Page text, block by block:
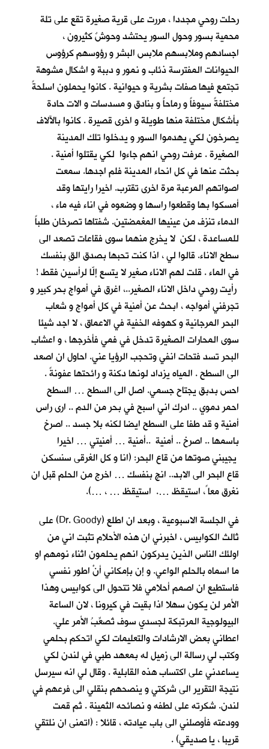
رحلت روحي مجددا ، مررت على قرية صغيرة تقع على تلة
محمية بسور وحول السور يحتشد وحوشٌ كثيرون ،
اجسادهم وملابسهم ملابس البشر و رؤوسهم كرؤوس
الحيوانات المفترسة ذئاب و نمور و دببة و اشكال مشوهة
تجتمع فيها صفات بشرية و حيوانية . كانوا يحملون اسلحةً
مختلفةً سيوفاً و رماحاً و بنادق و مسدسات و الات حادة
بأشكال مختلفة منها طويلة و اخرى قصيرة . كانوا بالآلاف
يصرخون لكي يهدموا السور و يدخلوا تلك المدينة
الصغيرة . عرفت روحي انهم جاءوا لكي يقتلوا أمنية .
بحثت عنها في كل انحاء المدينة فلم اجدها. سمعت
اصواتهم المرعبة مرة اخرى تقترب. اخيرا رايتها وقد
أمسكوا بها وقطعوا راسها و وضعوه في اناء فيه ماء ،
الدماء تنزف من عينيها المغمضتين. شفتاها تصرخان طلباً
للمساعدة ، لكن لا يخرج منهما سوى فقاعات تصعد الى
سطح الاناء. قالوا لي ، اذا كنت تحبها بصدق القِ بنفسك
في الماء . قلت لهم الاناء صغير لا يتسع إلّا لرأسين فقط !
رأيت روحي داخل الاناء الصغير..، اغرق في أمواج بحر كبير و
تجرفني أمواجه ، ابحث عن أمنية في كل أمواج و شعاب
البحر المرجانية و كهوفه الخفية في الاعماق ، لا اجد شيئا
سوى المحارات الصغيرة تدخل في فمي فأخرجها ، و اعشاب
البحر تسد فتحات انفي وتحجب الرؤيا عني. احاول ان اصعد
الى السطح . المياه يزداد لونها دكنة و رائحتها عفونةً .
احس بدبق يجتاح جسمي. اصل الى السطح … السطح
احمر دموي .. ادرك اني اسبح في بحر من الدم .. ارى راس
أمنية و قد طفا على السطح ايضا لكنه بلا جسد .. اصرخ
باسمها .. اصرخ .. أمنية ..أمنية … أمنيتي … اخيرا
يجيبني صوتها من قاع البحر: (انا و كل الغرقى سنسكن
قاع البحر الى الابد.. انج بنفسك … اخرج من الحلم قبل ان
نغرق معا ً، استيقظ …. استيقظ … ، …).
في الجلسة الاسبوعية ، وبعد ان اطلع (Dr. Goody) على
ثالث الكوابيس ، اخبرني ان هذه الأحلام تثبت اني من
اولئك الناس الذين يدركون انهم يحلمون اثناء نومهم او
ما اسماه بالحلم الواعي. و إن بإمكاني أنْ اطور نفسي
فاستطيع ان اصمم أحلامي فلا تتحول الى كوابيس وهذا
الأمر لن يكون سهلا اذا بقيت في كيرونا ، لان الساعة
البيولوجية المرتبكة لجسدي سوف تُصعِّبُ الأمر علي.
اعطاني بعض الارشادات والتعليمات لكي اتحكم بحلمي
وكتب لي رسالة الى زميل له بمعهد طبي في لندن لكي
يساعدني على اكتساب هذه القابلية . وقال لي انه سيرسل
نتيجة التقرير الى شركتي و ينصحهم بنقلي الى فرعهم في
لندن. شكرته على لطفه و نصائحه الثمينة . ثم قمت
وودعته فأوصلني الى باب عيادته ، قائلا : (اتمنى ان نلتقي
قريبا ، يا صديقي) .